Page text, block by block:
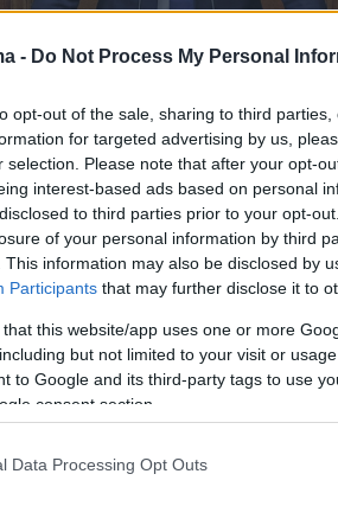
- Do Not Process My Personal
opt-out of the sale, sharing to third
for targeted advertising by us,
selection. Please note that after your opt-
interest-based ads based on personal
to third parties prior to your opt-
of your personal information by third
This information may also be disclosed by
Participants that may further disclose it to
that this website/app uses one or more
but not limited to your visit or
to Google and its third-party tags to use
consent section.
Data Processing Opt Outs
ο Υφυπουργός
πλήρη αντίληψη των
συγκεκριμένοι κλάδοι και
της δυναμικής της
το μέτρο της απαλλαγής
του συνολικού
2020 θα ισχύσει για